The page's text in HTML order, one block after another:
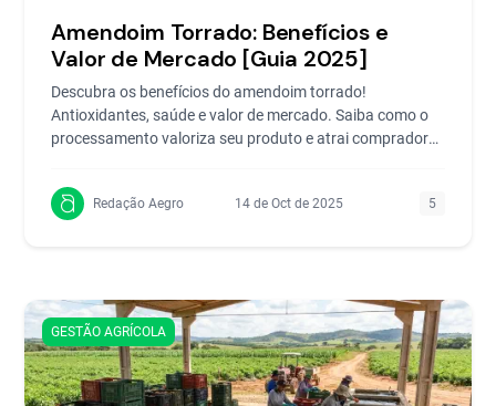
Amendoim Torrado: Benefícios e
Valor de Mercado [Guia 2025]
Descubra os benefícios do amendoim torrado!
Antioxidantes, saúde e valor de mercado. Saiba como o
processamento valoriza seu produto e atrai compradores
Redação Aegro 14 de Oct de 2025 5
GESTÃO AGRÍCOLA